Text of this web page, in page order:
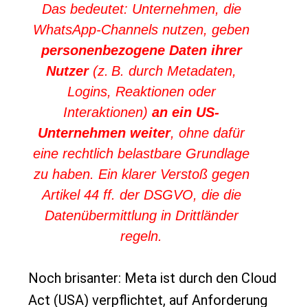
Das bedeutet: Unternehmen, die
WhatsApp-Channels nutzen, geben
personenbezogene Daten ihrer
Nutzer(z. B. durch Metadaten,
Logins, Reaktionen oder
Interaktionen)an ein US-
Unternehmen weiter, ohne dafür
eine rechtlich belastbare Grundlage
zu haben. Ein klarer Verstoß gegen
Artikel 44 ff. der DSGVO, die die
Datenübermittlung in Drittländer
regeln.
Noch brisanter: Meta ist durch den Cloud
Act (USA) verpflichtet, auf Anforderung